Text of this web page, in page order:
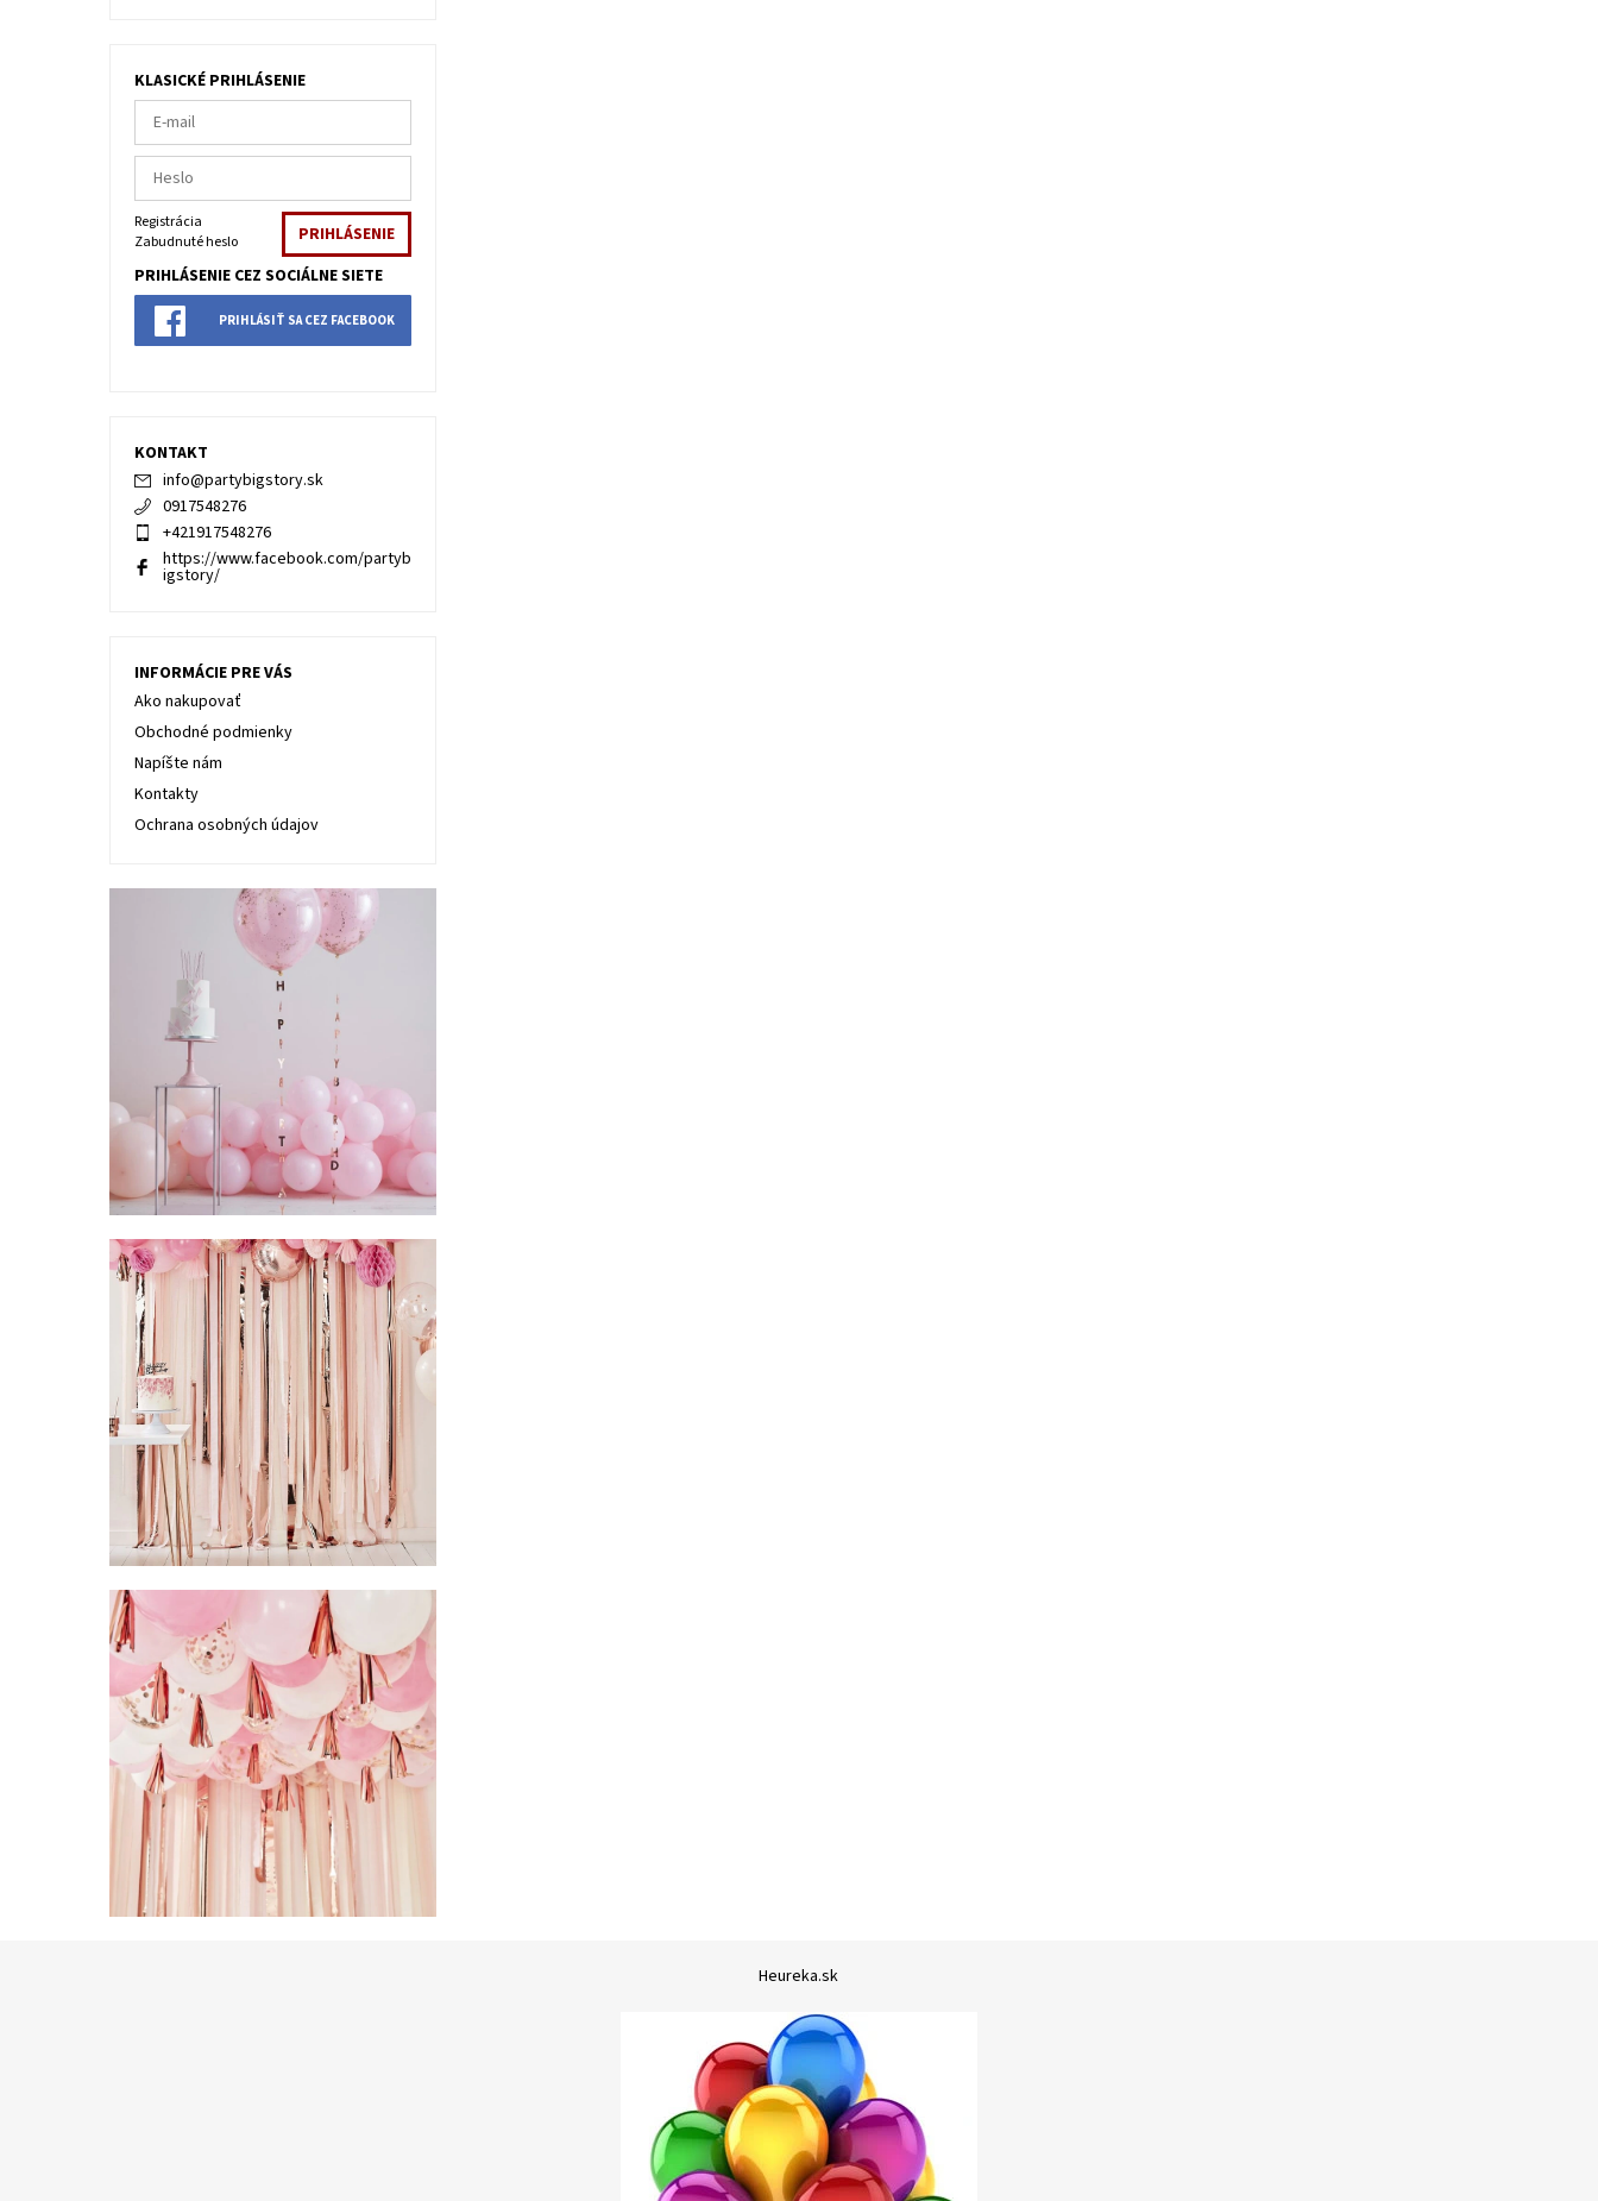
KLASICKÉ PRIHLÁSENIE
Registrácia
Zabudnuté heslo
PRIHLÁSENIE CEZ SOCIÁLNE SIETE
PRIHLÁSIŤ SA CEZ FACEBOOK
KONTAKT
info@partybigstory.sk
0917548276
+421917548276
https://www.facebook.com/partyb
igstory/
INFORMÁCIE PRE VÁS
Ako nakupovať
Obchodné podmienky
Napíšte nám
Kontakty
Ochrana osobných údajov
Heureka.sk